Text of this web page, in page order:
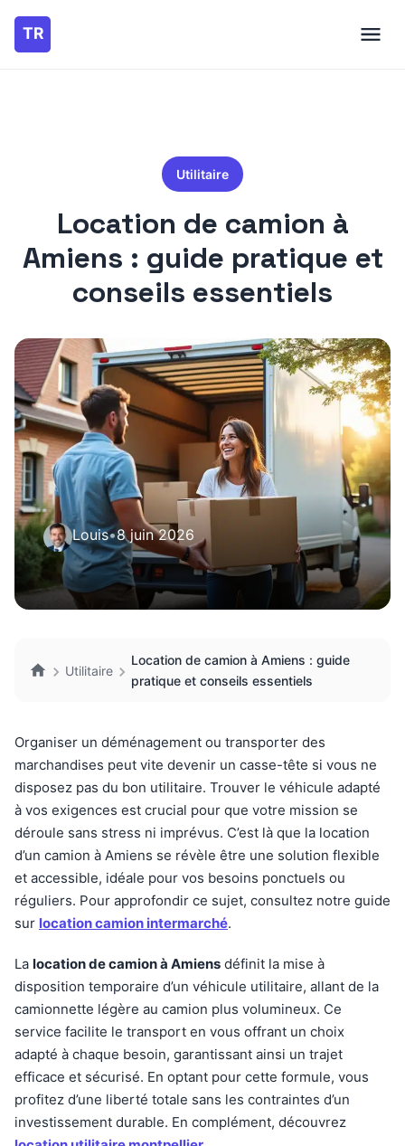
Utilitaire
Location de camion à
Amiens : guide pratique et
conseils essentiels
Louis•8 juin 2026
Utilitaire
Location de camion à Amiens : guide
pratique et conseils essentiels
Organiser un déménagement ou transporter des
marchandises peut vite devenir un casse-tête si vous ne
disposez pas du bon utilitaire. Trouver le véhicule adapté
à vos exigences est crucial pour que votre mission se
déroule sans stress ni imprévus. C’est là que la location
d’un camion à Amiens se révèle être une solution flexible
et accessible, idéale pour vos besoins ponctuels ou
réguliers. Pour approfondir ce sujet, consultez notre guide
sur location camion intermarché.
La location de camion à Amiens définit la mise à
disposition temporaire d’un véhicule utilitaire, allant de la
camionnette légère au camion plus volumineux. Ce
service facilite le transport en vous offrant un choix
adapté à chaque besoin, garantissant ainsi un trajet
efficace et sécurisé. En optant pour cette formule, vous
profitez d’une liberté totale sans les contraintes d’un
investissement durable. En complément, découvrez